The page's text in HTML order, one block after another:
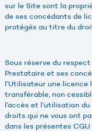
sur le Site sont la
de ses concédants de
protégés au titre du
Sous réserve du
Prestataire et ses
l’Utilisateur une licence
transférable, non
l’accès et l’utilisation
droits qui ne vous ont
dans les présentes